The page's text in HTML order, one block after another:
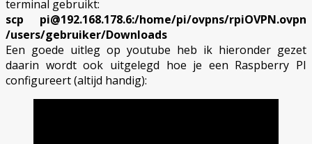
terminal gebruikt:
scp pi@192.168.178.6:/home/pi/ovpns/rpiOVPN.ovpn
/users/gebruiker/Downloads
Een goede uitleg op youtube heb ik hieronder gezet
daarin wordt ook uitgelegd hoe je een Raspberry PI
configureert (altijd handig):